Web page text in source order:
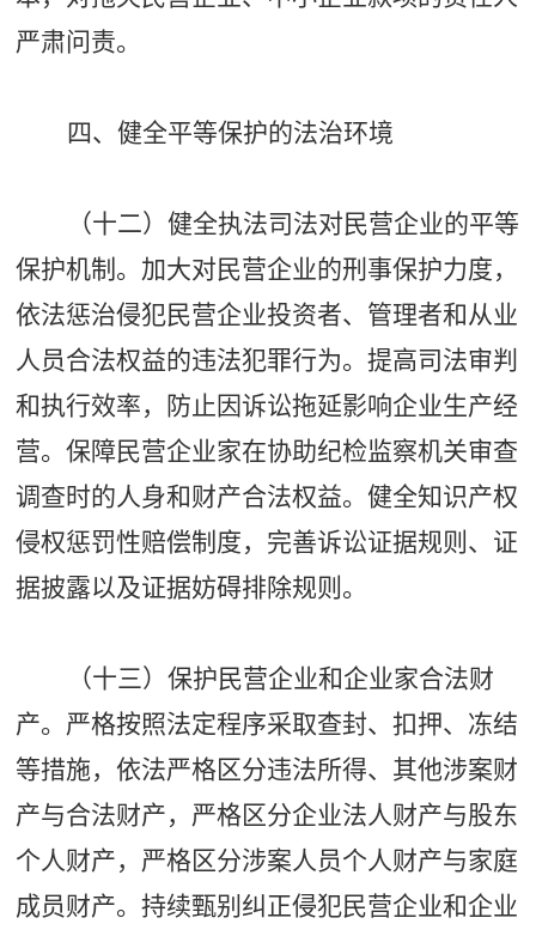
严肃问责。
四、健全平等保护的法治环境
（十二）健全执法司法对民营企业的平等
保护机制。加大对民营企业的刑事保护力度，
依法惩治侵犯民营企业投资者、管理者和从业
人员合法权益的违法犯罪行为。提高司法审判
和执行效率，防止因诉讼拖延影响企业生产经
营。保障民营企业家在协助纪检监察机关审查
调查时的人身和财产合法权益。健全知识产权
侵权惩罚性赔偿制度，完善诉讼证据规则、证
据披露以及证据妨碍排除规则。
（十三）保护民营企业和企业家合法财
产。严格按照法定程序采取查封、扣押、冻结
等措施，依法严格区分违法所得、其他涉案财
产与合法财产，严格区分企业法人财产与股东
个人财产，严格区分涉案人员个人财产与家庭
成员财产。持续甄别纠正侵犯民营企业和企业